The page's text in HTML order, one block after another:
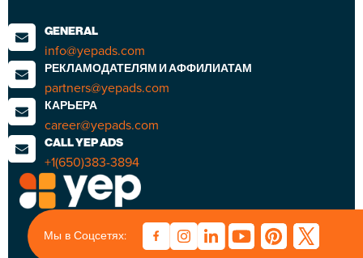
GENERAL
info@yepads.com
РЕКЛАМОДАТЕЛЯМ И АФФИЛИАТАМ
partners@yepads.com
КАРЬЕРА
career@yepads.com
CALL YEP ADS
+1(650)383-3894
Мы в Соцсетях: